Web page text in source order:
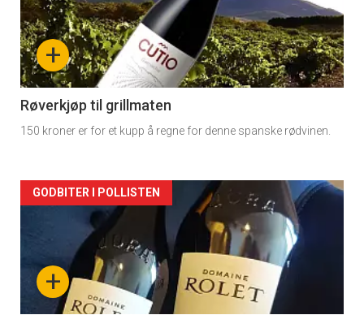
nå
-
2
+
Røverkjøp til grillmaten
150 kroner er for et kupp å regne for denne spanske rødvinen.
Forsiden
akkurat
nå+
GODBITER I POLLISTEN